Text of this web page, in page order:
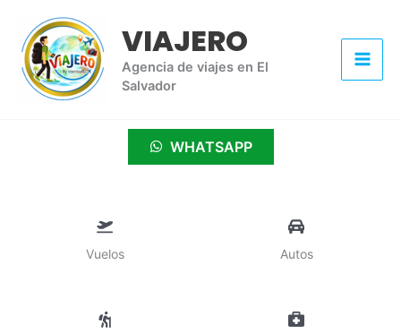
contenido
VIAJERO
Agencia de viajes en El
Salvador
WHATSAPP
Vuelos Autos